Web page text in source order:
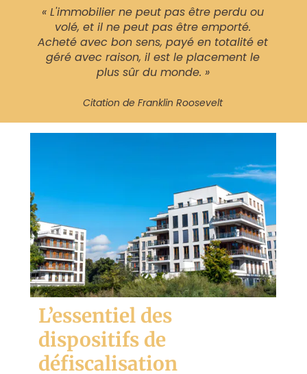
« L'immobilier ne peut pas être perdu ou
volé, et il ne peut pas être emporté.
Acheté avec bon sens, payé en totalité et
géré avec raison, il est le placement le
plus sûr du monde. »
Citation de Franklin Roosevelt
L’essentiel des
dispositifs de
défiscalisation